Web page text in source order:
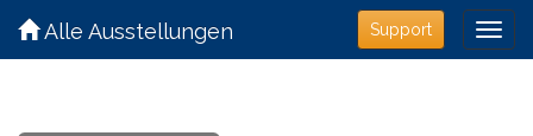
Support
Alle Ausstellungen